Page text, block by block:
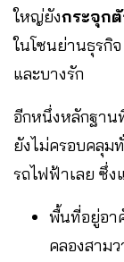
ใหญ่ยังกระจุก
ในโซนย่านธุรกิ
และบางรัก
อีกหนึ่งหลักฐาน
ยังไม่ครอบคลุม
รถไฟฟ้าเลย ซึ่
พื้นที่อยู่อา
คลองสาม